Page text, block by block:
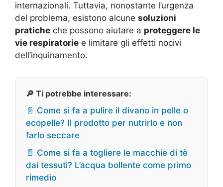
internazionali. Tuttavia, nonostante l’urgenza
del problema, esistono alcune soluzioni
pratiche che possono aiutare a proteggere le
vie respiratorie e limitare gli effetti nocivi
dell’inquinamento.
🔎 Ti potrebbe interessare:
📄 Come si fa a pulire il divano in pelle o
ecopelle? Il prodotto per nutrirlo e non
farlo seccare
📄 Come si fa a togliere le macchie di tè
dai tessuti? L’acqua bollente come primo
rimedio